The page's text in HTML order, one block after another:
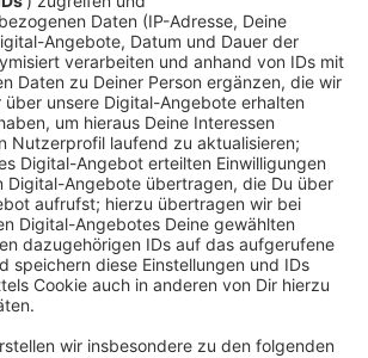
Deine ausgewählten
gelten auch für den Alexa
wie wir deine Daten
du auch in unserer